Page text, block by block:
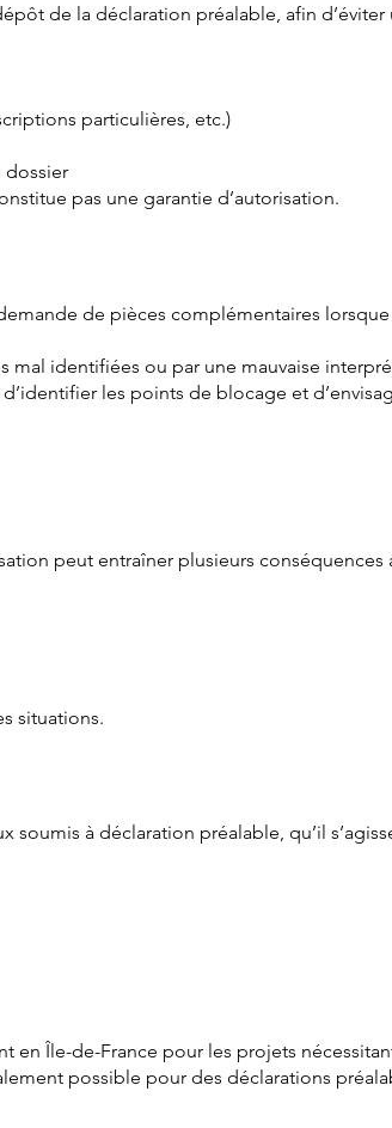
de la déclaration préalable, afin
particulières, etc.)
dossier
pas une garantie d’autorisation.
de pièces complémentaires
identifiées ou par une mauvaise
les points de blocage et
peut entraîner plusieurs
situations.
soumis à déclaration préalable, qu’il
en Île-de-France pour les projets
possible pour des déclarations